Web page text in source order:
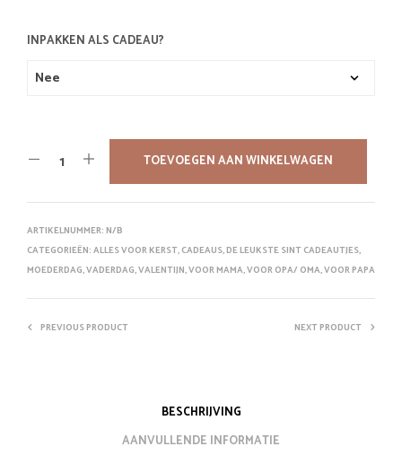
INPAKKEN ALS CADEAU?
TOEVOEGEN AAN WINKELWAGEN
ARTIKELNUMMER:N/B
CATEGORIEËN:ALLES VOOR KERST,CADEAUS,DE LEUKSTE SINT CADEAUTJES,
MOEDERDAG,VADERDAG,VALENTIJN,VOOR MAMA,VOOR OPA/ OMA,VOOR PAPA
PREVIOUS PRODUCT NEXT PRODUCT
BESCHRIJVING
AANVULLENDE INFORMATIE